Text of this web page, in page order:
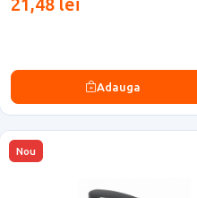
Adauga
Nou